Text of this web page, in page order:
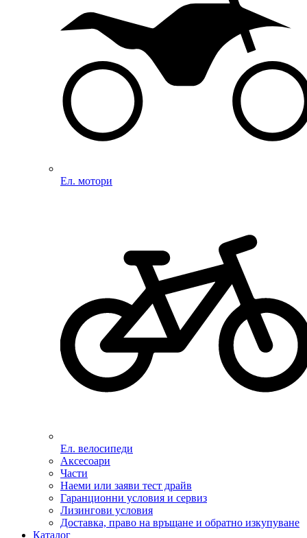
Ел. мотори
Ел. велосипеди
Аксесоари
Части
Наеми или заяви тест драйв
Гаранционни условия и сервиз
Лизингови условия
Доставка, право на връщане и обратно изкупуване
Каталог